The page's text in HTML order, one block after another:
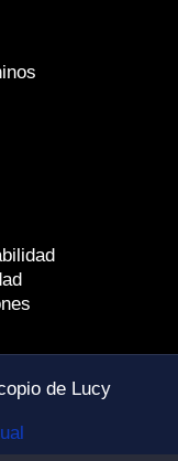
de Lucy